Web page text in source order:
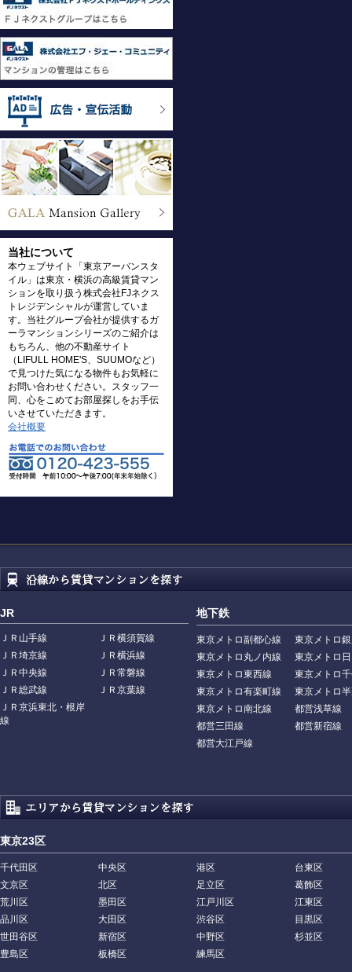
当社について
本ウェブサイト「東京アーバンスタ
イル」は東京・横浜の高級賃貸マン
ションを取り扱う株式会社FJネクス
トレジデンシャルが運営していま
す。当社グループ会社が提供するガ
ーラマンションシリーズのご紹介は
もちろん、他の不動産サイト
（LIFULL HOME'S、SUUMOなど）
で見つけた気になる物件もお気軽に
お問い合わせください。スタッフ一
同、心をこめてお部屋探しをお手伝
いさせていただきます。
会社概要
JR
ＪＲ山手線
ＪＲ横須賀線
ＪＲ埼京線
ＪＲ横浜線
ＪＲ中央線
ＪＲ常磐線
ＪＲ総武線
ＪＲ京葉線
ＪＲ京浜東北・根岸
線
地下鉄
東京メトロ副都心線
東京メトロ
東京メトロ丸ノ内線
東京メトロ
東京メトロ東西線
東京メトロ
東京メトロ有楽町線
東京メトロ
東京メトロ南北線
都営浅草線
都営三田線
都営新宿線
都営大江戸線
東京23区
千代田区 中央区 港区
台東区
文京区
北区 足立区
葛飾区
荒川区
墨田区 江戸川区
江東区
品川区
大田区 渋谷区
目黒区
世田谷区
新宿区 中野区
杉並区
豊島区
板橋区 練馬区